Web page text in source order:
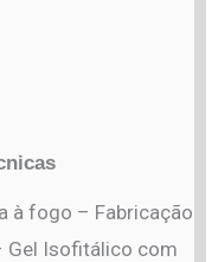
à fogo – Fabricação
Gel Isofitálico com